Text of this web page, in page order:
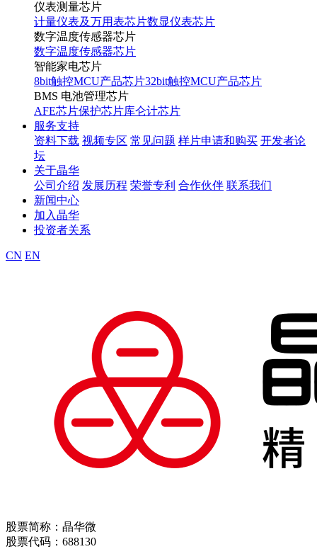
仪表测量芯片
计量仪表及万用表芯片数显仪表芯片
数字温度传感器芯片
数字温度传感器芯片
智能家电芯片
8bit触控MCU产品芯片32bit触控MCU产品芯片
BMS 电池管理芯片
AFE芯片保护芯片库仑计芯片
服务支持
资料下载 视频专区 常见问题 样片申请和购买 开发者论
坛
关于晶华
公司介绍 发展历程 荣誉专利 合作伙伴 联系我们
新闻中心
加入晶华
投资者关系
CN EN
股票简称：晶华微
股票代码：688130